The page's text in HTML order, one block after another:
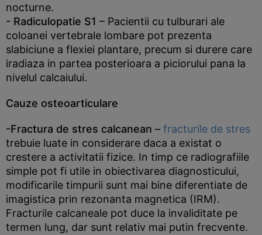
nocturne.
- Radiculopatie S1 – Pacientii cu tulburari ale
coloanei vertebrale lombare pot prezenta
slabiciune a flexiei plantare, precum si durere care
iradiaza in partea posterioara a piciorului pana la
nivelul calcaiului.
Cauze osteoarticulare
-Fractura de stres calcanean – fracturile de stres
trebuie luate in considerare daca a existat o
crestere a activitatii fizice. In timp ce radiografiile
simple pot fi utile in obiectivarea diagnosticului,
modificarile timpurii sunt mai bine diferentiate de
imagistica prin rezonanta magnetica (IRM).
Fracturile calcaneale pot duce la invaliditate pe
termen lung, dar sunt relativ mai putin frecvente.